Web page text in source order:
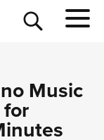
Music